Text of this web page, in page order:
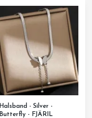
Halsband - Silver -
Butterfly - FJÄRIL